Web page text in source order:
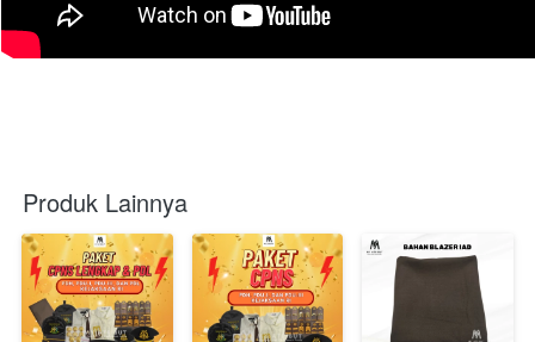
Produk Lainnya